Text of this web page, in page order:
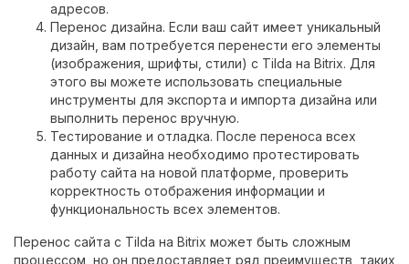
адресов.
Перенос дизайна. Если ваш сайт имеет уникальный
дизайн, вам потребуется перенести его элементы
(изображения, шрифты, стили) с Tilda на Bitrix. Для
этого вы можете использовать специальные
инструменты для экспорта и импорта дизайна или
выполнить перенос вручную.
Тестирование и отладка. После переноса всех
данных и дизайна необходимо протестировать
работу сайта на новой платформе, проверить
корректность отображения информации и
функциональность всех элементов.
Перенос сайта с Tilda на Bitrix может быть сложным
процессом, но он предоставляет ряд преимуществ, таких